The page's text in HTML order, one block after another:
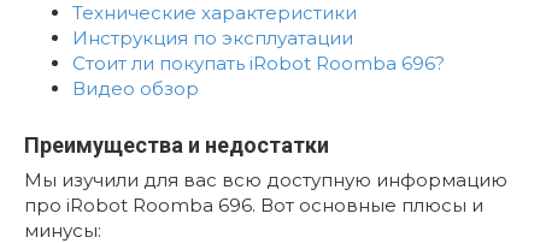
Технические характеристики
Инструкция по эксплуатации
Стоит ли покупать iRobot Roomba 696?
Видео обзор
Преимущества и недостатки
Мы изучили для вас всю доступную информацию
про iRobot Roomba 696. Вот основные плюсы и
минусы: